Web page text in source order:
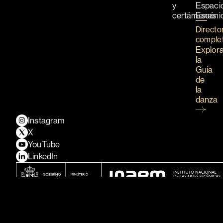
y
certámenes
la
Guía
de
la
danza
Instagram
X
YouTube
LinkedIn